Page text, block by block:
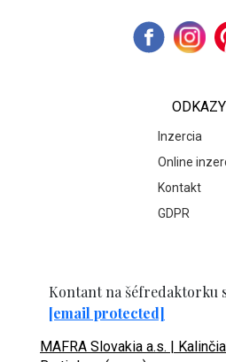
ODKAZY
Inzercia
Online
Kontakt
GDPR
Kontant na šéfredaktorku
[email protected]
MAFRA Slovakia a.s. |